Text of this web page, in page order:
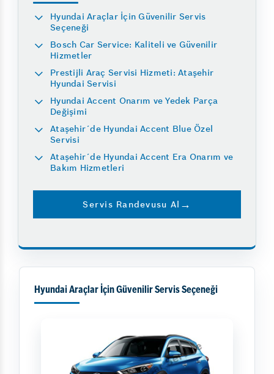
Hyundai Araçlar İçin Güvenilir Servis
Seçeneği
Bosch Car Service: Kaliteli ve Güvenilir
Hizmetler
Prestijli Araç Servisi Hizmeti: Ataşehir
Hyundai Servisi
Hyundai Accent Onarım ve Yedek Parça
Değişimi
Ataşehir´de Hyundai Accent Blue Özel
Servisi
Ataşehir´de Hyundai Accent Era Onarım ve
Bakım Hizmetleri
Servis Randevusu Al
Hyundai Araçlar İçin Güvenilir Servis Seçeneği